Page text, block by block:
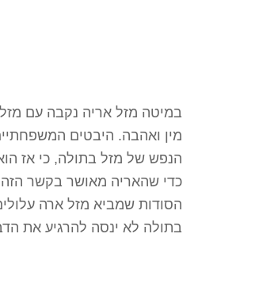
במיטה מזל אריה נקבה עם
מין ואהבה. היבטים
הנפש של מזל בתולה, כי אז
כדי שהאריה מאושר בקשר
הסודות שמביא מזל ארה
בתולה לא ינסה להרגיע את